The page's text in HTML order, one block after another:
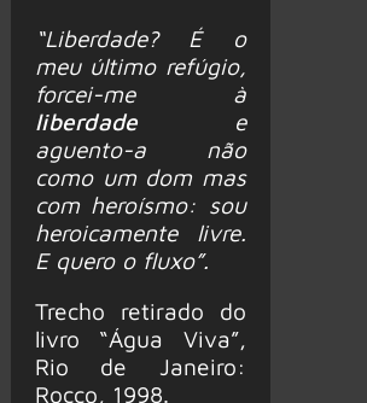
“Liberdade? É o
meu último refúgio,
forcei-me à
liberdade e
aguento-a não
como um dom mas
com heroísmo: sou
heroicamente livre.
E quero o fluxo”.
Trecho retirado do
livro “Água Viva”,
Rio de Janeiro:
Rocco, 1998.